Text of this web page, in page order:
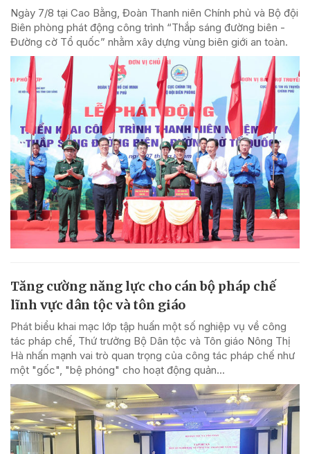
Ngày 7/8 tại Cao Bằng, Đoàn Thanh niên Chính phủ và Bộ đội
Biên phòng phát động công trình “Thắp sáng đường biên -
Đường cờ Tổ quốc” nhằm xây dựng vùng biên giới an toàn.
Tăng cường năng lực cho cán bộ pháp chế
lĩnh vực dân tộc và tôn giáo
Phát biểu khai mạc lớp tập huấn một số nghiệp vụ về công
tác pháp chế, Thứ trưởng Bộ Dân tộc và Tôn giáo Nông Thị
Hà nhấn mạnh vai trò quan trọng của công tác pháp chế như
một "gốc", "bệ phóng" cho hoạt động quản...